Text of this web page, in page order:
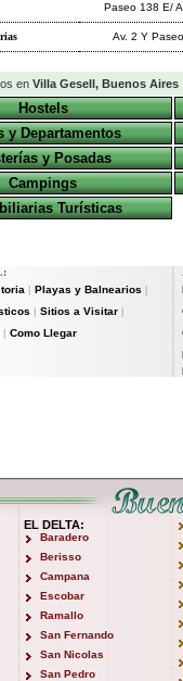
Paseo 138 E/
Av. 2 Y
en Villa Gesell, Buenos Aires
Hostels
y Departamentos
y Posadas
Campings
Turísticas
Playas y Balnearios
Sitios a Visitar
Como Llegar
EL DELTA:
Baradero
Berisso
Campana
Escobar
Ramallo
San Fernando
San Nicolas
San Pedro